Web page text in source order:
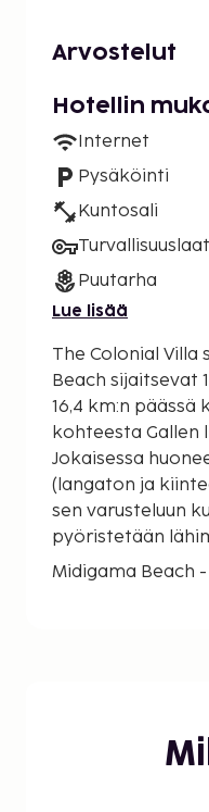
Arvostelut
Hotellin
Internet
Pysäköinti
Kuntosali
Puutarha
Lue lisää
The Colonial Villa
Beach sijaitsevat 15
16,4 km:n päässä
kohteesta Gallen
Jokaisessa
(langaton ja
sen varusteluun
pyöristetään
Midigama Beach
Kathaluwan